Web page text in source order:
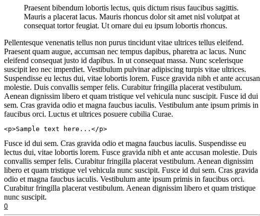
Praesent bibendum lobortis lectus, quis dictum risus faucibus sagittis.
Mauris a placerat lacus. Mauris rhoncus dolor sit amet nisl volutpat at
consequat tortor feugiat. Ut ornare dui eu ipsum lobortis rhoncus.
Pellentesque venenatis tellus non purus tincidunt vitae ultrices tellus eleifend.
Praesent quam augue, accumsan nec tempus dapibus, pharetra ac lacus. Nunc
eleifend consequat justo id dapibus. In ut consequat massa. Nunc scelerisque
suscipit leo nec imperdiet. Vestibulum pulvinar adipiscing turpis vitae ultrices.
Suspendisse eu lectus dui, vitae lobortis lorem. Fusce gravida nibh et ante accusan
molestie. Duis convallis semper felis. Curabitur fringilla placerat vestibulum.
Aenean dignissim libero et quam tristique vel vehicula nunc suscipit. Fusce id dui
sem. Cras gravida odio et magna faucbus iaculis. Vestibulum ante ipsum primis in
faucibus orci. Luctus et ultrices posuere cubilia Curae.
<p>Sample text here...</p>
Fusce id dui sem. Cras gravida odio et magna faucbus iaculis. Suspendisse eu
lectus dui, vitae lobortis lorem. Fusce gravida nibh et ante accusan molestie. Duis
convallis semper felis. Curabitur fringilla placerat vestibulum. Aenean dignissim
libero et quam tristique vel vehicula nunc suscipit. Fusce id dui sem. Cras gravida
odio et magna faucbus iaculis. Vestibulum ante ipsum primis in faucibus orci.
Curabitur fringilla placerat vestibulum. Aenean dignissim libero et quam tristique
nunc suscipit.
0